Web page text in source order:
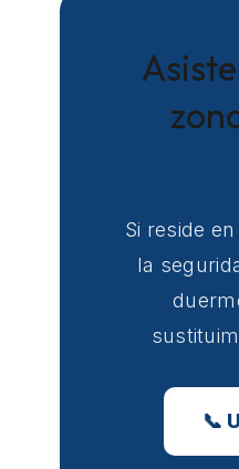
Si reside
la
📞